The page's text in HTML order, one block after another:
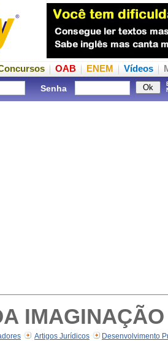
OAB ENEM Vídeos
Senha
IMAGINAÇÃO
Artigos Jurídicos Desenvolvimento